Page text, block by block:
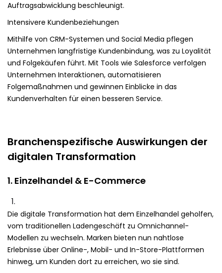
Auftragsabwicklung beschleunigt.
Intensivere Kundenbeziehungen
Mithilfe von CRM-Systemen und Social Media pflegen
Unternehmen langfristige Kundenbindung, was zu Loyalität
und Folgekäufen führt. Mit Tools wie Salesforce verfolgen
Unternehmen Interaktionen, automatisieren
Folgemaßnahmen und gewinnen Einblicke in das
Kundenverhalten für einen besseren Service.
Branchenspezifische Auswirkungen der
digitalen Transformation
1. Einzelhandel & E-Commerce
Die digitale Transformation hat dem Einzelhandel geholfen,
vom traditionellen Ladengeschäft zu Omnichannel-
Modellen zu wechseln. Marken bieten nun nahtlose
Erlebnisse über Online-, Mobil- und In-Store-Plattformen
hinweg, um Kunden dort zu erreichen, wo sie sind.